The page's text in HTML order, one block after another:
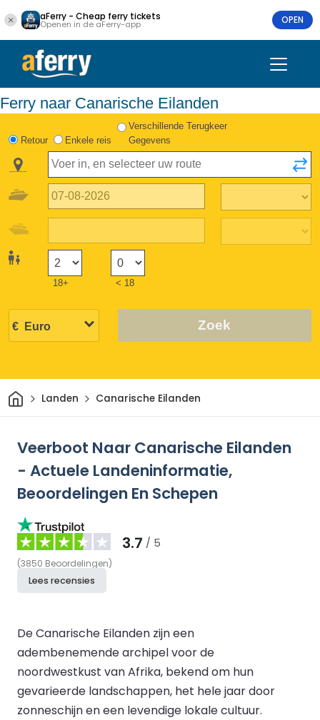
aFerry - Cheap ferry tickets
Openen in de aFerry-app OPEN
Ferry naar Canarische Eilanden
Retour Enkele reis
Verschillende Terugkeer
Gegevens
18+ < 18
Zoek
ThuisLanden Canarische Eilanden
Veerboot Naar Canarische Eilanden
- Actuele Landeninformatie,
Beoordelingen En Schepen
3.7 / 5
(3850 Beoordelingen)
Lees recensies
De Canarische Eilanden zijn een
adembenemende archipel voor de
noordwestkust van Afrika, bekend om hun
gevarieerde landschappen, het hele jaar door
zonneschijn en een levendige lokale cultuur.